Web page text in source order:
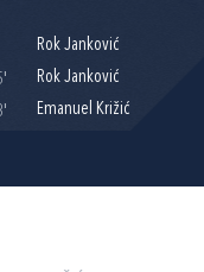
Rok Janković
Rok Janković
Emanuel Križić